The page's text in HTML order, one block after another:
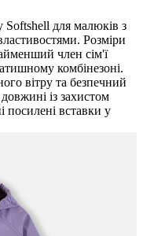
Softshell для малюків з
Розміри
член сім'ї
комбінезоні.
вітру та безпечний
із захистом
посилені вставки у